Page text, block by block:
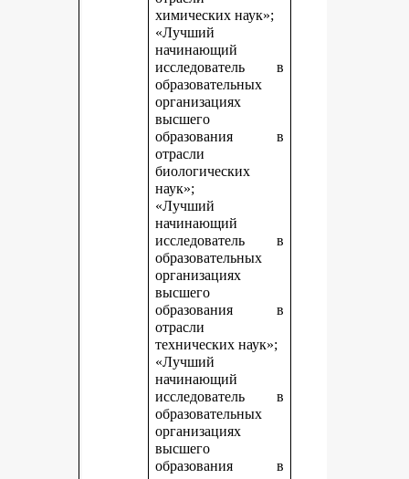
химических наук»;
«Лучший
начинающий
исследователь в
образовательных
организациях
высшего
образования в
отрасли
биологических
наук»;
«Лучший
начинающий
исследователь в
образовательных
организациях
высшего
образования в
отрасли
технических наук»;
«Лучший
начинающий
исследователь в
образовательных
организациях
высшего
образования в